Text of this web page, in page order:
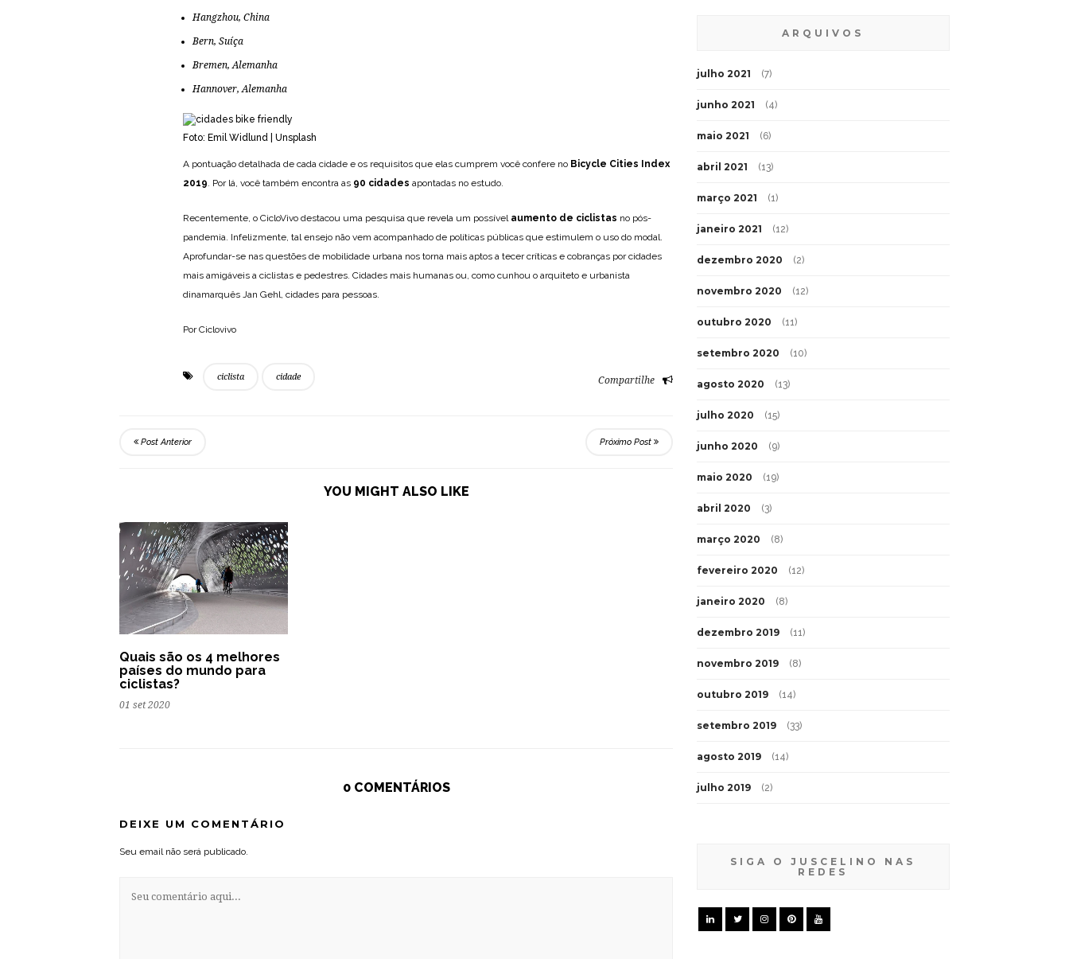
Hangzhou, China
Bern, Suíça
Bremen, Alemanha
Hannover, Alemanha
Foto: Emil Widlund | Unsplash
A pontuação detalhada de cada cidade e os requisitos que elas cumprem você confere no Bicycle Cities Index
2019 . Por lá, você também encontra as 90 cidades apontadas no estudo.
Recentemente, o CicloVivo destacou uma pesquisa que revela um possível aumento de ciclistas no pós-
pandemia. Infelizmente, tal ensejo não vem acompanhado de políticas públicas que estimulem o uso do modal.
Aprofundar-se nas questões de mobilidade urbana nos torna mais aptos a tecer críticas e cobranças por cidades
mais amigáveis a ciclistas e pedestres. Cidades mais humanas ou, como cunhou o arquiteto e urbanista
dinamarquês Jan Gehl, cidades para pessoas.
Por Ciclovivo
ciclista cidade Compartilhe
Post Anterior Próximo Post
YOU MIGHT ALSO LIKE
Quais são os 4 melhores
países do mundo para
ciclistas?
01 set 2020
0 COMENTÁRIOS
DEIXE UM COMENTÁRIO
Seu email não será publicado.
ARQUIVOS
julho 2021 (7)
junho 2021 (4)
maio 2021 (6)
abril 2021 (13)
março 2021 (1)
janeiro 2021 (12)
dezembro 2020 (2)
novembro 2020 (12)
outubro 2020 (11)
setembro 2020 (10)
agosto 2020 (13)
julho 2020 (15)
junho 2020 (9)
maio 2020 (19)
abril 2020 (3)
março 2020 (8)
fevereiro 2020 (12)
janeiro 2020 (8)
dezembro 2019 (11)
novembro 2019 (8)
outubro 2019 (14)
setembro 2019 (33)
agosto 2019 (14)
julho 2019 (2)
SIGA O JUSCELINO NAS
REDES